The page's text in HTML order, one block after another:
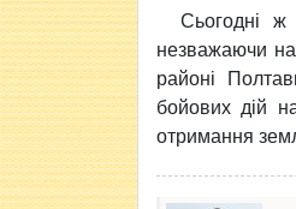
Сьогодні ж
незважаючи на
районі
бойових дій
отримання